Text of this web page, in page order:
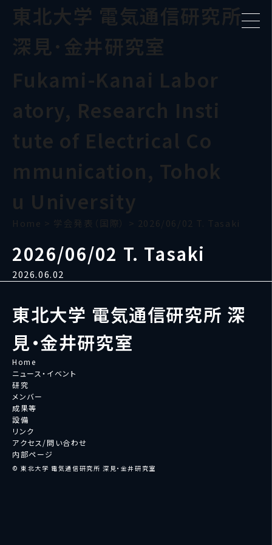
東北大学 電気通信研究所
深見･金井研究室
Fukami-Kanai Labor
atory, Research Insti
tute of Electrical Co
mmunication, Tohok
u University
Home > 学会発表（国際） > 2026/06/02 T. Tasaki
2026/06/02 T. Tasaki
2026.06.02
東北大学 電気通信研究所 深
見・金井研究室
Home
ニュース・イベント
研究
メンバー
成果等
設備
リンク
アクセス/問い合わせ
内部ページ
© 東北大学 電気通信研究所 深見・金井研究室